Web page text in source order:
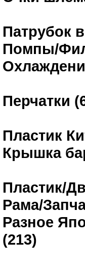
Патрубок
Помпы/
Перчатки
Пластик
Крышка
Пластик/
Рама/
Разное
(213)